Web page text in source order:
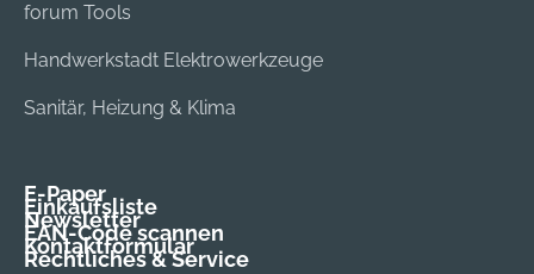
forum Tools
Handwerkstadt Elektrowerkzeuge
Sanitär, Heizung & Klima
E-Paper
Einkaufsliste
Newsletter
EAN-Code scannen
Kontaktformular
Rechtliches & Service